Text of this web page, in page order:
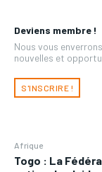
Deviens membre !
Nous vous
nouvelles et
S'INSCRIRE !
Afrique
Togo : La